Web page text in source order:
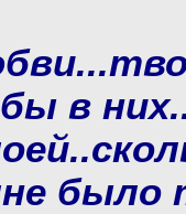
в
было